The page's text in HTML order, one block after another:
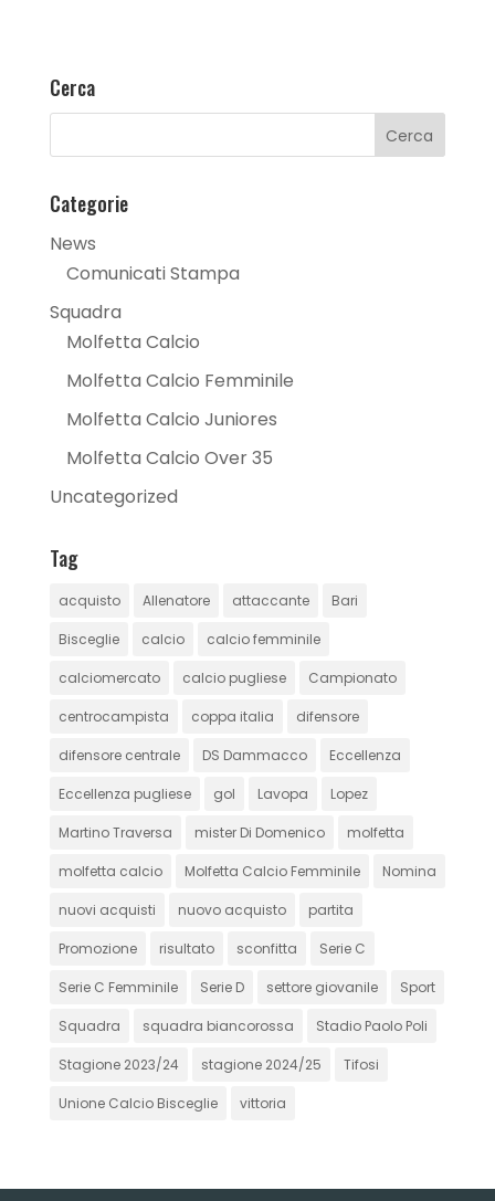
Cerca
Categorie
News
Comunicati Stampa
Squadra
Molfetta Calcio
Molfetta Calcio Femminile
Molfetta Calcio Juniores
Molfetta Calcio Over 35
Uncategorized
Tag
acquisto Allenatore attaccante Bari
Bisceglie calcio calcio femminile
calciomercato calcio pugliese Campionato
centrocampista coppa italia difensore
difensore centrale DS Dammacco Eccellenza
Eccellenza pugliese gol Lavopa Lopez
Martino Traversa mister Di Domenico molfetta
molfetta calcio Molfetta Calcio Femminile Nomina
nuovi acquisti nuovo acquisto partita
Promozione risultato sconfitta Serie C
Serie C Femminile Serie D settore giovanile Sport
Squadra squadra biancorossa Stadio Paolo Poli
Stagione 2023/24 stagione 2024/25 Tifosi
Unione Calcio Bisceglie vittoria